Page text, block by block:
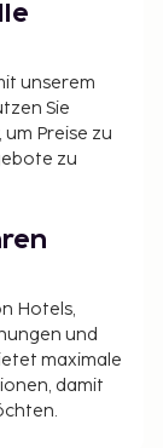
unserem
Sie
Preise zu
zu
Hotels,
und
maximale
damit